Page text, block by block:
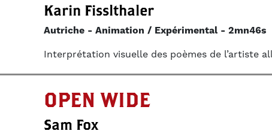
Karin Fisslthaler
Autriche Animation / Expérimental 2mn46s
Interprétation visuelle des poèmes de l’artiste
OPEN WIDE
Sam Fox